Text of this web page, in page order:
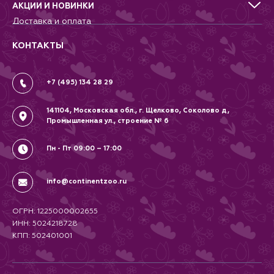
уверенность в пользе и
качестве продукта.
Добрые дела
Новости
Контакты
Вопрос-Ответ
АКЦИИ И НОВИНКИ
Доставка и оплата
Гарантии и возврат
Вакансии
Политика
Соглашение
КОНТАКТЫ
+7 (495) 134 28 29
141104, Московская обл., г. Щелково, Соколово д,
Промышленная ул., строение № 6
Пн - Пт 09:00 – 17:00
info@continentzoo.ru
ОГРН: 1225000002655
ИНН: 5024218728
КПП: 502401001